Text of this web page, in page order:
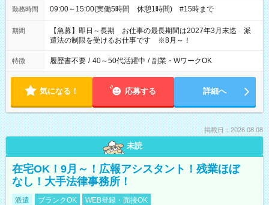
勤務時間 09:00～15:00(実働5時間 休憩1時間) #15時まで
期間
【急募】即日～長期 お仕事の最長期間は2027年3月末迄 派
遣法の制限を受けるお仕事です ※8月～！
特徴 履歴書不要 / 40～50代活躍中 / 副業・WワークOK
気になる！ 応募する 詳細へ
掲載日：2026.08.08
未読
在宅OK！9月～！広報アシスタント！残業ほぼ
なし！大手法律事務所！
派遣 ブランクOK WEB登録・面接OK